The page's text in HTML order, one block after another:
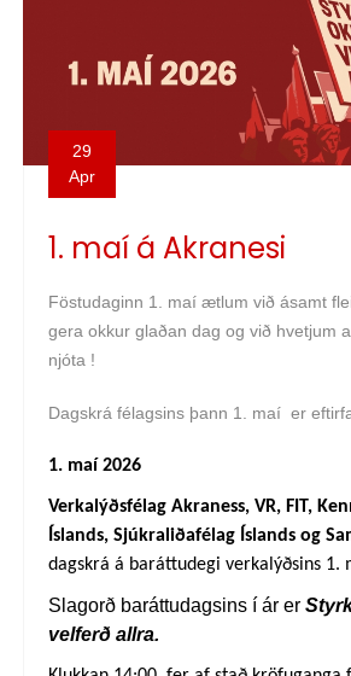
29
Apr
1. maí á Akranesi
Föstudaginn 1. maí ætlum við ásamt
gera okkur glaðan dag og við hvetjum
njóta !
Dagskrá félagsins þann 1. maí er
1. maí 2026
Verkalýðsfélag Akraness, VR, FIT,
Íslands, Sjúkraliðafélag Íslands og
dagskrá á baráttudegi verkalýðsins 1.
Slagorð baráttudagsins í ár er
velferð allra.